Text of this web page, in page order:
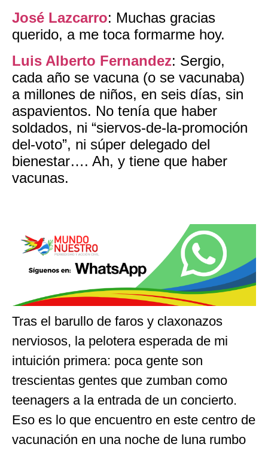
José Lazcarro: Muchas gracias
querido, a me toca formarme hoy.
Luis Alberto Fernandez: Sergio,
cada año se vacuna (o se vacunaba)
a millones de niños, en seis días, sin
aspavientos. No tenía que haber
soldados, ni “siervos-de-la-promoción
del-voto”, ni súper delegado del
bienestar…. Ah, y tiene que haber
vacunas.
Tras el barullo de faros y claxonazos
nerviosos, la pelotera esperada de mi
intuición primera: poca gente son
trescientas gentes que zumban como
teenagers a la entrada de un concierto.
Eso es lo que encuentro en este centro de
vacunación en una noche de luna rumbo